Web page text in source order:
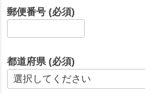
郵便番号 (必須)
都道府県 (必須)